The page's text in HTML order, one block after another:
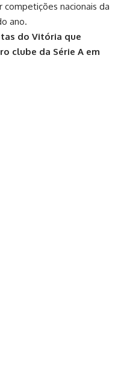
nacionais da
ano.
do Vitória que
clube da Série A em